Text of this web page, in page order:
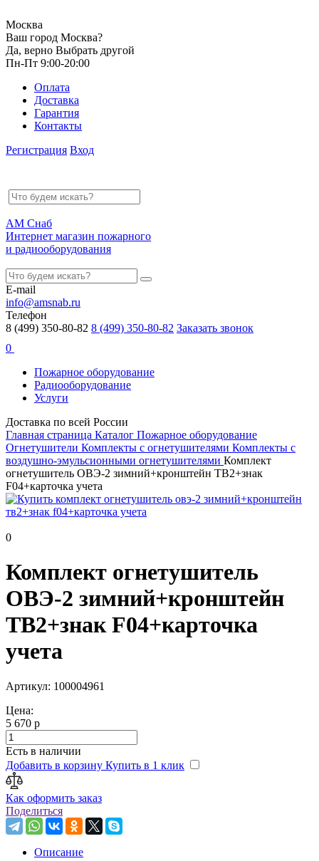
Москва
Ваш город Москва?
Да, верно Выбрать другой
Пн-Пт 9:00-20:00
Оплата
Доставка
Гарантия
Контакты
Регистрация Вход
АМ Снаб
Интернет магазин пожарного
и радиооборудования
E-mail
info@amsnab.ru
Телефон
8 (499) 350-80-82 8 (499) 350-80-82 Заказать звонок
0
Пожарное оборудование
Радиооборудование
Услуги
Доставка по всей России
Главная страница Каталог Пожарное оборудование
Огнетушители Комплекты c огнетушителями Комплекты с
воздушно-эмульсионными огнетушителями Комплект
огнетушитель ОВЭ-2 зимний+кронштейн ТВ2+знак
F04+карточка учета
0
Комплект огнетушитель
ОВЭ-2 зимний+кронштейн
ТВ2+знак F04+карточка
учета
Артикул: 100004961
Цена:
5 670 р
Есть в наличии
Добавить в корзину Купить в 1 клик
Как оформить заказ
Поделиться
Описание